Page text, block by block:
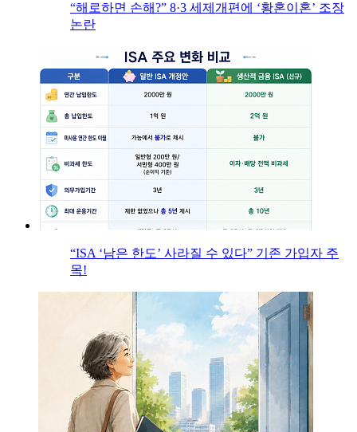
“해로하면 손해?” 8·3 세제개편에 ‘황혼이혼’ 조장
논란
“ISA ‘남은 한도’ 사라질 수 있다” 기존 가입자 주
목!